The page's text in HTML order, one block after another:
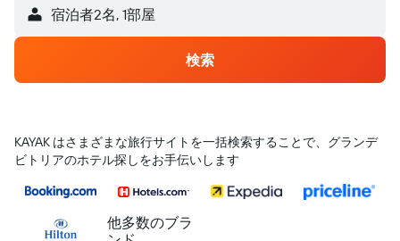
宿泊者2名, 1​部屋
検索
KAYAK はさまざまな旅行サイトを一括検索することで、グランデ
ビトリアのホテル探しをお手伝いします
他多数のブラ